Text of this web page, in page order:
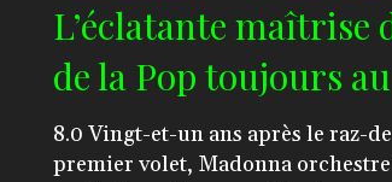
L’éclatante maîtrise
de la Pop toujours
8.0 Vingt-et-un ans après le raz-de-marée de son
premier volet, Madonna